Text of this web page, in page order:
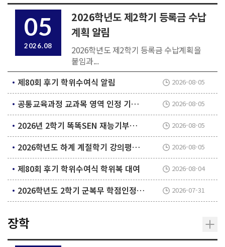
05
2026.08
2026학년도 제2학기 등록금 수납
계획 알림
2026학년도 제2학기 등록금 수납계획을
붙임과...
제80회 후기 학위수여식 알림
2026-08-05
공통교육과정 교과목 영역 인정 기준 안내 2026-08-05
2026년 2학기 똑똑SEN 재능기부멘토단(구.꿀박사) 모집 안내 2026-08-05
2026학년도 하계 계절학기 강의평가 실시 안내 2026-08-05
제80회 후기 학위수여식 학위복 대여 2026-08-04
2026학년도 2학기 군복무 학점인정 원격수업 수강신청 안내 2026-07-31
장학